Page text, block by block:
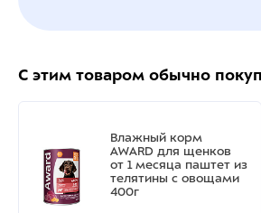
С этим товаром обычно
Влажный корм
AWARD для щенков
от 1 месяца паштет из
телятины с овощами
400г